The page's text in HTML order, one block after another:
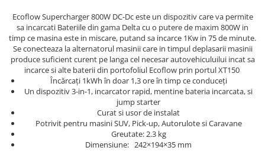
Controlere solare
MPPT
PWM
Convertoare de tensiune
Sisteme de stocare energie
LiFePO4
Pachete complete stocare energie
Sisteme de Stocare Comerciale
Sisteme fotovoltaice complete
Ecoflow Supercharger 800W DC-Dc este un dispozitiv care va permite
sa incarcati Bateriile din gama Delta cu o putere de maxim 800W in
timp ce masina este in miscare, putand sa incarce 1Kw in 75 de minute.
Se conecteaza la alternatorul masinii care in timpul deplasarii masinii
produce suficient curent pe langa cel necesar autovehiculuilui incat sa
incarce si alte baterii din portofoliul Ecoflow prin portul XT150
Încărcați 1kWh în doar 1,3 ore în timp ce conduceți
Un dispozitiv 3-in-1, incarcator rapid, mentine bateria incarcata, si
jump starter
Curat si usor de instalat
Potrivit pentru masini SUV, Pick-up, Autorulote si Caravane
Greutate: 2.3 kg
Dimensiune: 242×194×35 mm